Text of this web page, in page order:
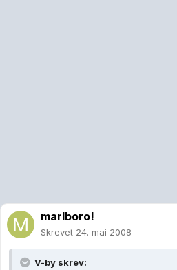
marlboro!
Skrevet 24. mai 2008
V-by skrev: